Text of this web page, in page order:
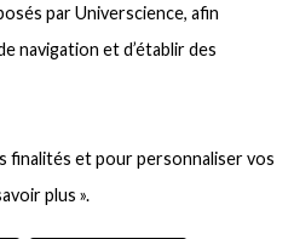
par Universcience, afin
navigation et d’établir des
finalités et pour personnaliser vos
et pas de « Terre »
vue ?
les cryptos ?
et politique : la
vote équitable